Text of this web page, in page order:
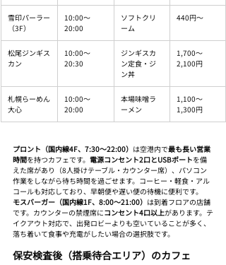
雪印パーラー
（3F）
10:00〜
20:00
ソフトクリ
ーム
440円〜
松尾ジンギス
カン
10:00〜
20:30
ジンギスカ
ン定食・ジ
ン丼
1,700〜
2,100円
札幌らーめん
大心
10:00〜
20:00
本場味噌ラ
ーメン
1,100〜
1,300円
プロント（国内線4F、7:30〜22:00） は空港内で最も長い営業
時間を持つカフェです。 電源コンセント2口とUSBポートを備
えた席があり（8人掛けテーブル・カウンター席）、パソコン
作業をしながら待ち時間を過ごせます。コーヒー・軽食・アル
コールも対応しており、早朝便や遅い便の待機に便利です。
モスバーガー（国内線1F、8:00〜21:00） は到着フロアの店舗
です。カウンターの禁煙席にコンセント4口以上があります。テ
イクアウト対応で、出発ロビーよりも空いていることが多く、
落ち着いて食事や充電がしたい場合の選択肢です。
保安検査後（搭乗待合エリア）のカフェ